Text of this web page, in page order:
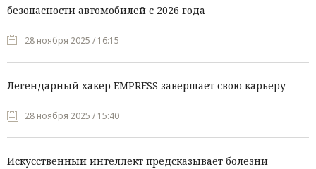
безопасности автомобилей с 2026 года
28 ноября 2025 / 16:15
Легендарный хакер EMPRESS завершает свою карьеру
28 ноября 2025 / 15:40
Искусственный интеллект предсказывает болезни